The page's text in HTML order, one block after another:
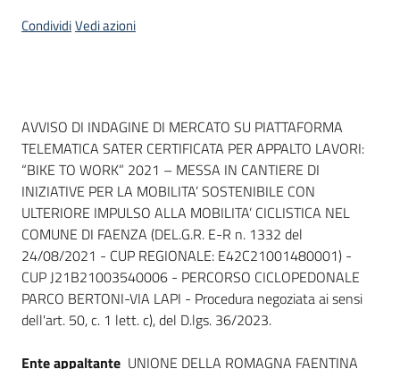
CondividiVedi azioni
Dati del bando
AVVISO DI INDAGINE DI MERCATO SU PIATTAFORMA
TELEMATICA SATER CERTIFICATA PER APPALTO LAVORI:
“BIKE TO WORK” 2021 – MESSA IN CANTIERE DI
INIZIATIVE PER LA MOBILITA’ SOSTENIBILE CON
ULTERIORE IMPULSO ALLA MOBILITA’ CICLISTICA NEL
COMUNE DI FAENZA (DEL.G.R. E-R n. 1332 del
24/08/2021 - CUP REGIONALE: E42C21001480001) -
CUP J21B21003540006 - PERCORSO CICLOPEDONALE
PARCO BERTONI-VIA LAPI - Procedura negoziata ai sensi
dell'art. 50, c. 1 lett. c), del D.lgs. 36/2023.
Ente appaltante UNIONE DELLA ROMAGNA FAENTINA